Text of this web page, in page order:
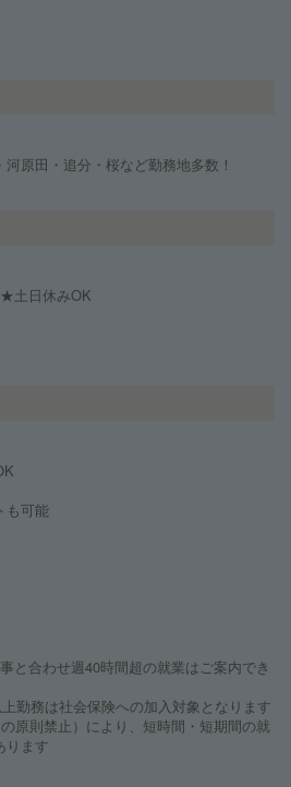
河原田・追分・桜など勤務地多数！
土日休みOK
も可能
と合わせ週40時間超の就業はご案内でき
勤務は社会保険への加入対象となります
原則禁止）により、短時間・短期間の就
ります